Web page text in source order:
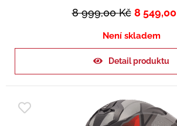
8 999,00Kč 8 549,00
Není skladem
Detail produktu